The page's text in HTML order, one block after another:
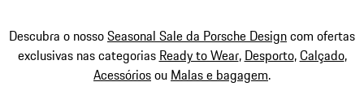
Descubra o nossoSeasonal Sale da Porsche Designcom ofertas
exclusivas nas categorias Ready to Wear, Desporto,Calçado,
Acessóriosou Malas e bagagem.